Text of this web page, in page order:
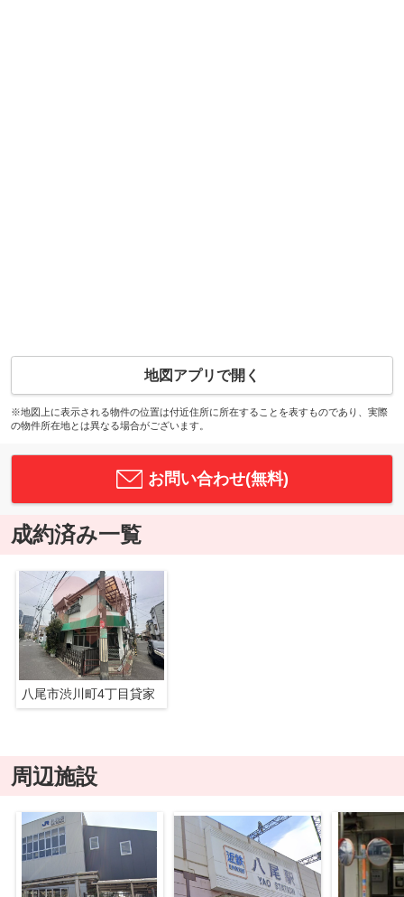
地図アプリで開く
※地図上に表示される物件の位置は付近住所に所在することを表すものであり、実際
の物件所在地とは異なる場合がございます。
お問い合わせ(無料)
成約済み一覧
八尾市渋川町4丁目貸家
周辺施設